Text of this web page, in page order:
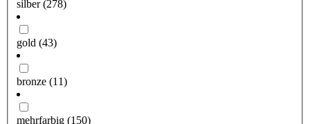
silber(278)
gold (43)
bronze (11)
mehrfarbig (150)